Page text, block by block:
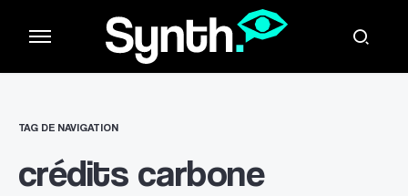
TAG DE NAVIGATION
crédits carbone